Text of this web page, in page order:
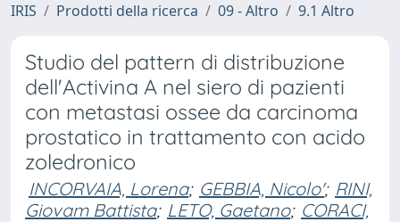
IRIS Prodotti della ricerca 09 - Altro 9.1 Altro
Studio del pattern di distribuzione
dell'Activina A nel siero di pazienti
con metastasi ossee da carcinoma
prostatico in trattamento con acido
zoledronico
INCORVAIA, Lorena; GEBBIA, Nicolo'; RINI,
Giovam Battista; LETO, Gaetano; CORACI,